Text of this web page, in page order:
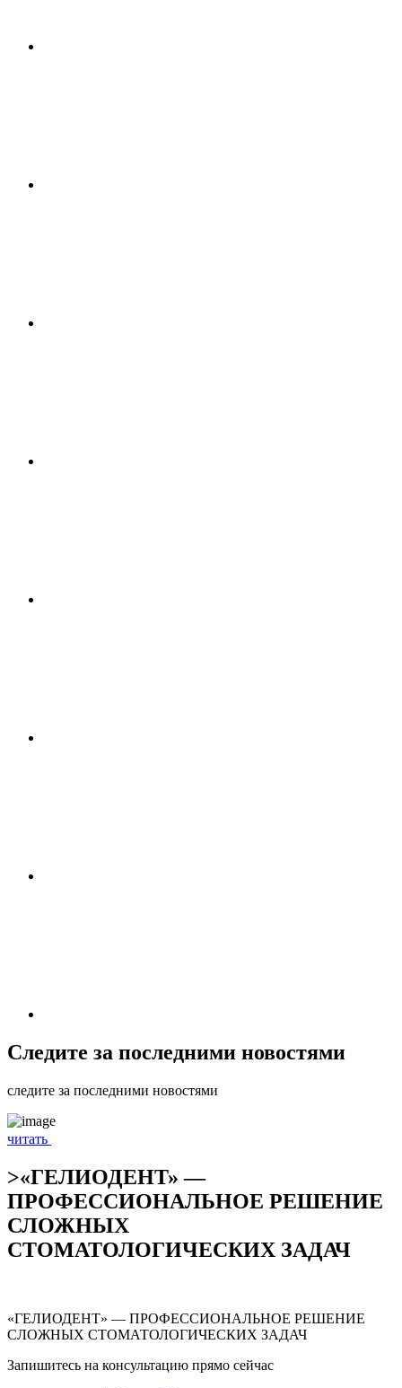
Следите за последними новостями
следите за последними новостями
читать
>«ГЕЛИОДЕНТ» —
ПРОФЕССИОНАЛЬНОЕ РЕШЕНИЕ
СЛОЖНЫХ
СТОМАТОЛОГИЧЕСКИХ ЗАДАЧ
«ГЕЛИОДЕНТ» — ПРОФЕССИОНАЛЬНОЕ РЕШЕНИЕ
СЛОЖНЫХ СТОМАТОЛОГИЧЕСКИХ ЗАДАЧ
Запишитесь на консультацию прямо сейчас